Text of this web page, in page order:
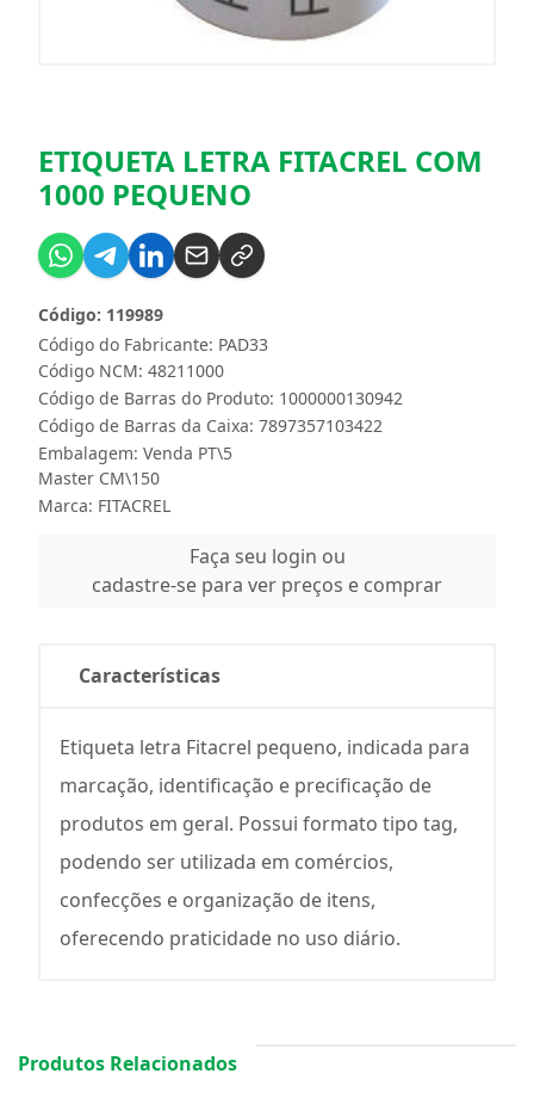
ETIQUETA LETRA FITACREL COM
1000 PEQUENO
Código do Fabricante: PAD33
Código: 119989
Código NCM: 48211000
Código de Barras do Produto: 1000000130942
Código de Barras da Caixa: 7897357103422
Embalagem: Venda PT\5
Master CM\150
Marca: FITACREL
Faça seu login ou
cadastre-se para ver preços e comprar
Características
Etiqueta letra Fitacrel pequeno, indicada para
marcação, identificação e precificação de
produtos em geral. Possui formato tipo tag,
podendo ser utilizada em comércios,
confecções e organização de itens,
oferecendo praticidade no uso diário.
Produtos Relacionados